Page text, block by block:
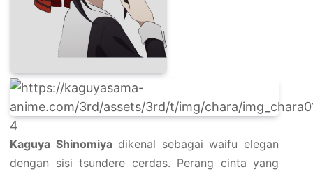
4
Kaguya Shinomiyadikenal sebagai waifu elegan
dengan sisi tsundere cerdas. Perang cinta yang